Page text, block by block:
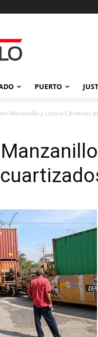
PUERTO
Manzanillo y Lázaro Cárdenas